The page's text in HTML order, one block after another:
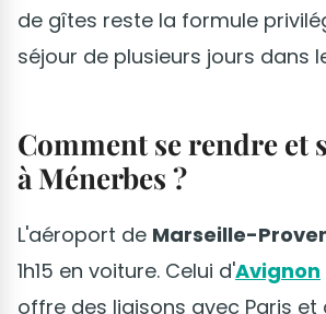
de gîtes reste la formule
séjour de plusieurs jours dans
Comment se rendre et
à Ménerbes ?
L'aéroport de Marseille-
1h15 en voiture. Celui d'Avignon
offre des liaisons avec Paris et